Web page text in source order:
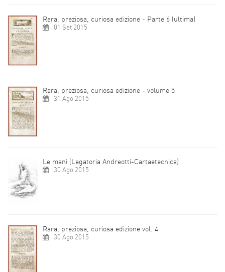
Rara, preziosa, curiosa edizione - Parte 6 (ultima)
01 Set 2015
Rara, preziosa, curiosa edizione - volume 5
31 Ago 2015
Le mani (Legatoria Andreotti-Cartaetecnica)
30 Ago 2015
Rara, preziosa, curiosa edizione vol. 4
30 Ago 2015